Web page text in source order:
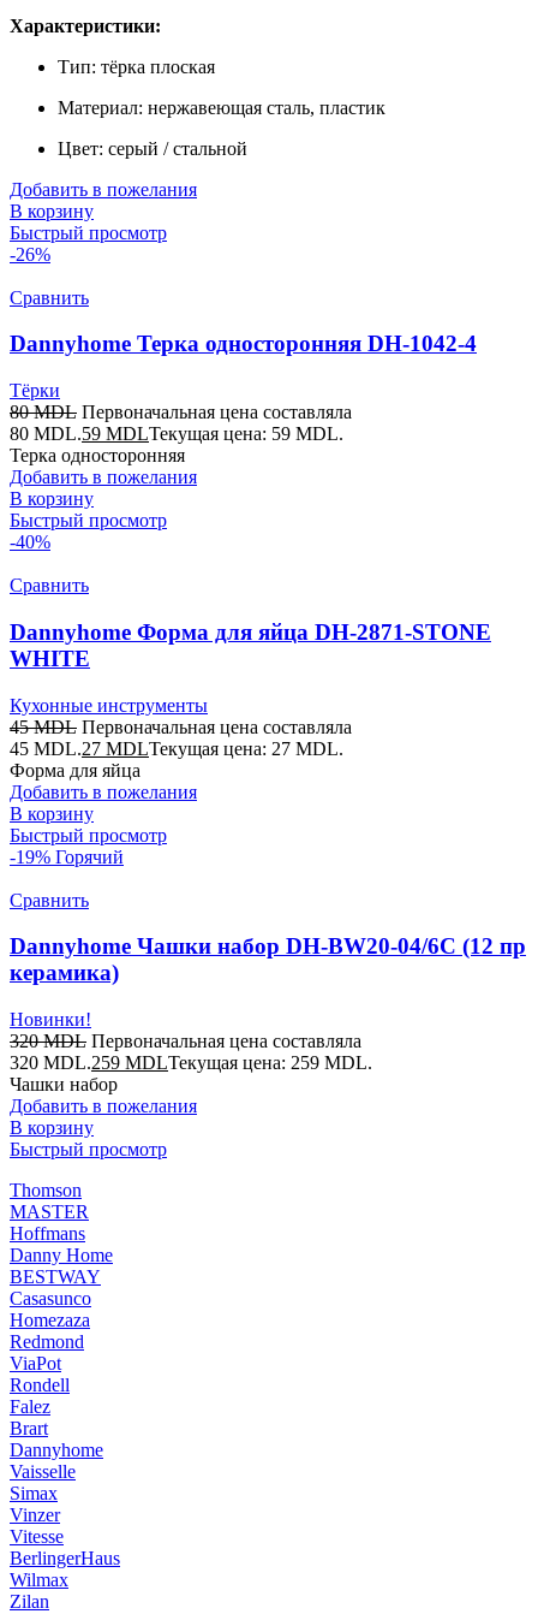
Характеристики:
Тип: тёрка плоская
Материал: нержавеющая сталь, пластик
Цвет: серый / стальной
Добавить в пожелания
В корзину
Быстрый просмотр
-26%
Сравнить
Dannyhome Терка односторонняя DH-1042-4
Тёрки
80MDL Первоначальная цена составляла
80 MDL.59 MDLТекущая цена: 59 MDL.
Терка односторонняя
Добавить в пожелания
В корзину
Быстрый просмотр
-40%
Сравнить
Dannyhome Форма для яйца DH-2871-STONE
WHITE
Кухонные инструменты
45MDL Первоначальная цена составляла
45 MDL.27 MDLТекущая цена: 27 MDL.
Форма для яйца
Добавить в пожелания
В корзину
Быстрый просмотр
-19% Горячий
Сравнить
Dannyhome Чашки набор DH-BW20-04/6C (12 пр
керамика)
Новинки!
320MDL Первоначальная цена составляла
320 MDL.259 MDLТекущая цена: 259 MDL.
Чашки набор
Добавить в пожелания
В корзину
Быстрый просмотр
Thomson
MASTER
Hoffmans
Danny Home
BESTWAY
Casasunco
Homezaza
Redmond
ViaPot
Rondell
Falez
Brart
Dannyhome
Vaisselle
Simax
Vinzer
Vitesse
BerlingerHaus
Wilmax
Zilan